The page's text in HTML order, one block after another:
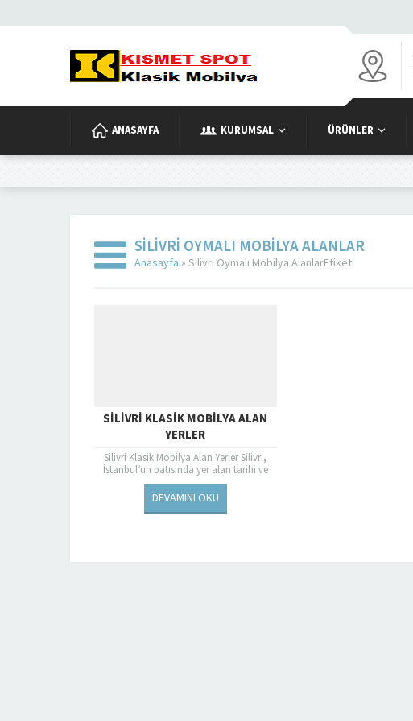
ANASAYFA KURUMSAL ÜRÜNLER
SILIVRI OYMALI MOBILYA ALANLAR
Anasayfa » Silivri Oymalı Mobilya AlanlarEtiketi
SILIVRI KLASIK MOBILYA ALAN
YERLER
Silivri Klasik Mobilya Alan Yerler Silivri,
İstanbul’un batısında yer alan tarihi ve
kültürel zenginlikleriyle ünlü bir ilçedir. Bu
güzel ilçede...
DEVAMINI OKU